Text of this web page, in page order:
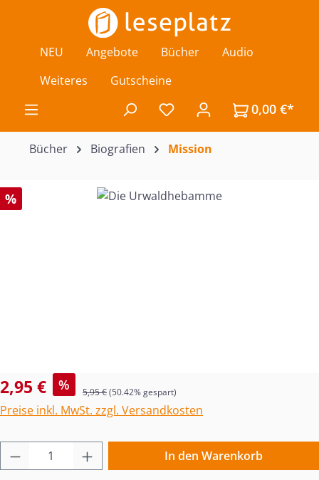
Zum Hauptinhalt springen
NEU Angebote Bücher
Audio
Weiteres
Gutscheine
Du hast 0 Produkte auf
0,00 €*
Bücher Biografien Mission
%
Bildergalerie überspringen
Verkaufspreis:
2,95 € % Regulärer Preis:
5,95 €(50.42% gespart)
Preise inkl. MwSt. zzgl. Versandkosten
Produkt Anzahl: Gib den gewünschten
In den Warenkorb